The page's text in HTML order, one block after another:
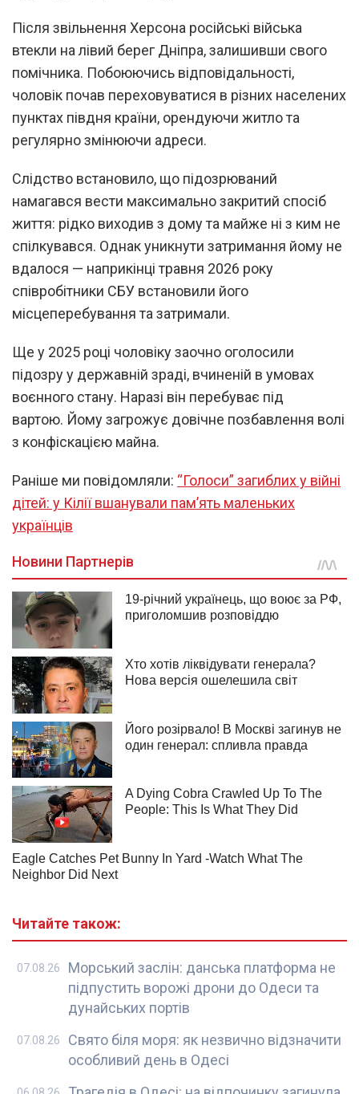
Після звільнення Херсона російські війська
втекли на лівий берег Дніпра, залишивши свого
помічника. Побоюючись відповідальності,
чоловік почав переховуватися в різних населених
пунктах півдня країни, орендуючи житло та
регулярно змінюючи адреси.
Слідство встановило, що підозрюваний
намагався вести максимально закритий спосіб
життя: рідко виходив з дому та майже ні з ким не
спілкувався. Однак уникнути затримання йому не
вдалося — наприкінці травня 2026 року
співробітники СБУ встановили його
місцеперебування та затримали.
Ще у 2025 році чоловіку заочно оголосили
підозру у державній зраді, вчиненій в умовах
воєнного стану. Наразі він перебуває під
вартою. Йому загрожує довічне позбавлення волі
з конфіскацією майна.
Раніше ми повідомляли: “Голоси” загиблих у війні
дітей: у Кілії вшанували пам’ять маленьких
українців
Читайте також:
Морський заслін: данська платформа не
підпустить ворожі дрони до Одеси та
дунайських портів
07.08.26
Свято біля моря: як незвично відзначити
особливий день в Одесі
07.08.26